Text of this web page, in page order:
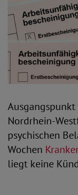
Nordrhein-
psychischen
Wochen
liegt keine